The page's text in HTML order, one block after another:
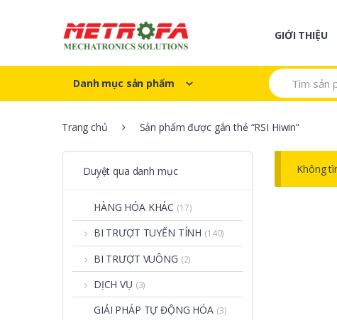
GIỚI THIỆU
Danh mục sản phẩm
S
e
a
c
Trang chủ Sản phẩm được gắn thẻ “RSI Hiwin”
Không
Duyệt qua danh mục
HÀNG HÓA KHÁC (17)
BI TRƯỢT TUYẾN TÍNH (140)
BI TRƯỢT VUÔNG (2)
DỊCH VỤ (3)
GIẢI PHÁP TỰ ĐỘNG HÓA (3)